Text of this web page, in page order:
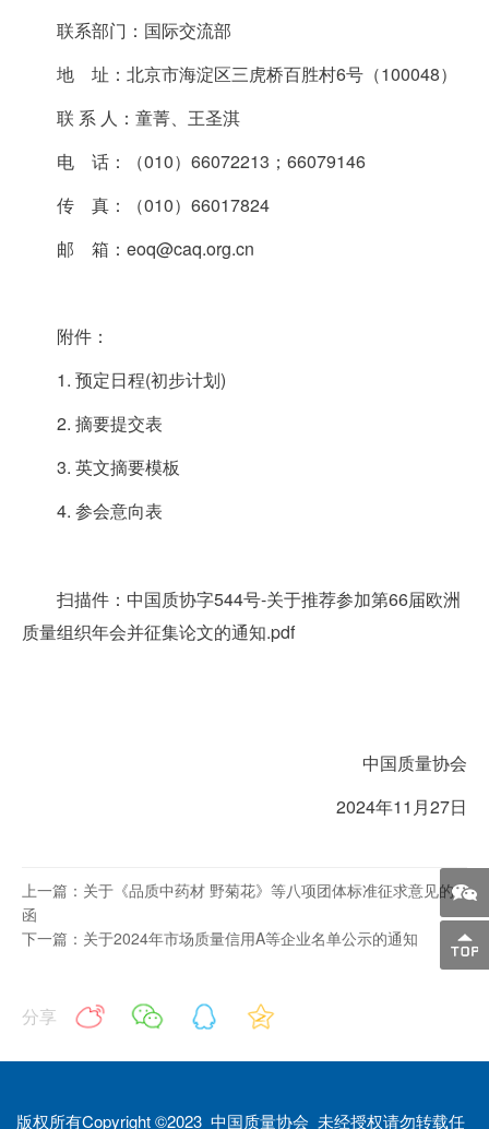
联系部门：国际交流部
地 址：北京市海淀区三虎桥百胜村6号（100048）
联 系 人：童菁、王圣淇
电 话：（010）66072213；66079146
传 真：（010）66017824
邮 箱：eoq@caq.org.cn
附件：
1. 预定日程(初步计划)
2. 摘要提交表
3. 英文摘要模板
4. 参会意向表
扫描件： 中国质协字544号-关于推荐参加第66届欧洲
质量组织年会并征集论文的通知.pdf
中国质量协会
2024年11月27日
上一篇：关于《品质中药材 野菊花》等八项团体标准征求意见的
函
下一篇：关于2024年市场质量信用A等企业名单公示的通知
分享
版权所有Copyright ©2023 中国质量协会 未经授权请勿转载任